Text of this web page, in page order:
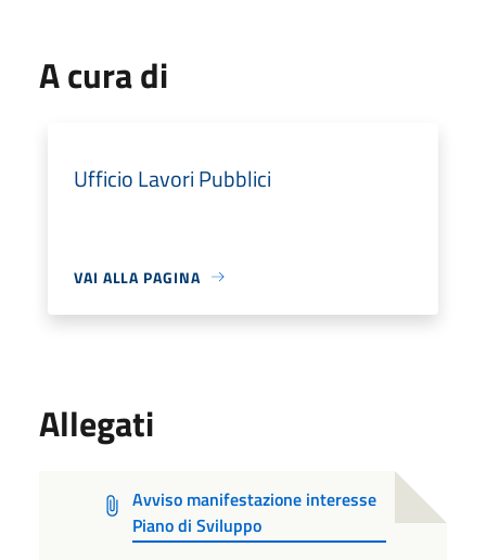
A cura di
Ufficio Lavori Pubblici
VAI ALLA PAGINA
Allegati
Avviso manifestazione interesse
Piano di Sviluppo